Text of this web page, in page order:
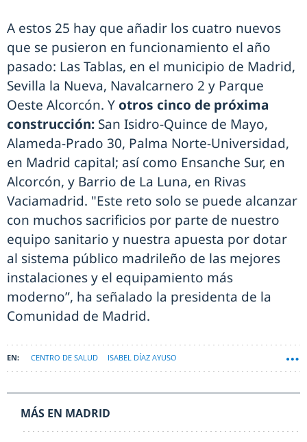
A estos 25 hay que añadir los cuatro nuevos
que se pusieron en funcionamiento el año
pasado: Las Tablas, en el municipio de Madrid,
Sevilla la Nueva, Navalcarnero 2 y Parque
Oeste Alcorcón. Y otros cinco de próxima
construcción: San Isidro-Quince de Mayo,
Alameda-Prado 30, Palma Norte-Universidad,
en Madrid capital; así como Ensanche Sur, en
Alcorcón, y Barrio de La Luna, en Rivas
Vaciamadrid. "Este reto solo se puede alcanzar
con muchos sacrificios por parte de nuestro
equipo sanitario y nuestra apuesta por dotar
al sistema público madrileño de las mejores
instalaciones y el equipamiento más
moderno”, ha señalado la presidenta de la
Comunidad de Madrid.
CENTRO DE SALUD ISABEL DÍAZ AYUSO
MÁS EN MADRID